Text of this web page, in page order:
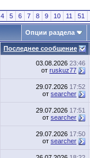
4 5 6 7 8 9 10 11 51
Опции раздела
Последнее сообщение
03.08.2026 23:46
от ruskuz77
29.07.2026 17:52
от searcher
29.07.2026 17:51
от searcher
29.07.2026 17:50
от searcher